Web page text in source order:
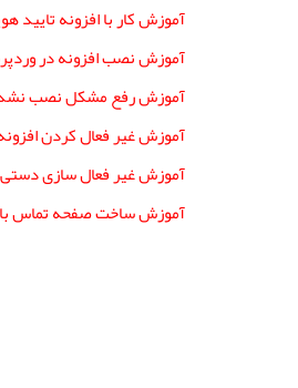
آموزش کار با افزونه
آموزش نصب افزونه در
آموزش رفع مشکل نصب
آموزش غیر فعال کردن
آموزش غیر فعال سازی
آموزش ساخت صفحه تماس